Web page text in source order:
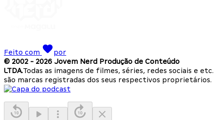
Feito com
por
© 2002 - 2026 Jovem Nerd Produção de Conteúdo
LTDA.Todas as imagens de filmes, séries, redes sociais e etc.
são marcas registradas dos seus respectivos proprietários.